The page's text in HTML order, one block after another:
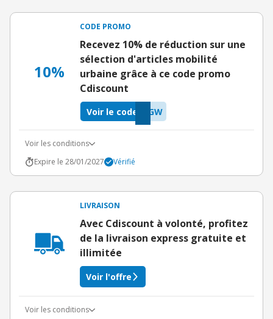
10%
CODE PROMO
Recevez 10% de réduction sur une
sélection d'articles mobilité
urbaine grâce à ce code promo
Cdiscount
RGW
Voir le code
Voir les conditions
Expire le 28/01/2027
Vérifié
LIVRAISON
Avec Cdiscount à volonté, profitez
de la livraison express gratuite et
illimitée
Voir l'offre
Voir les conditions